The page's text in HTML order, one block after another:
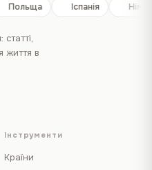
Польща Іспанія
життя в
Інструменти
Країни